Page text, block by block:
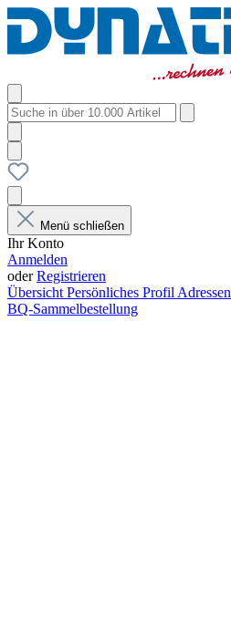
Menü schließen
Ihr Konto
Anmelden
oderRegistrieren
Übersicht Persönliches Profil Adressen
BQ-Sammelbestellung